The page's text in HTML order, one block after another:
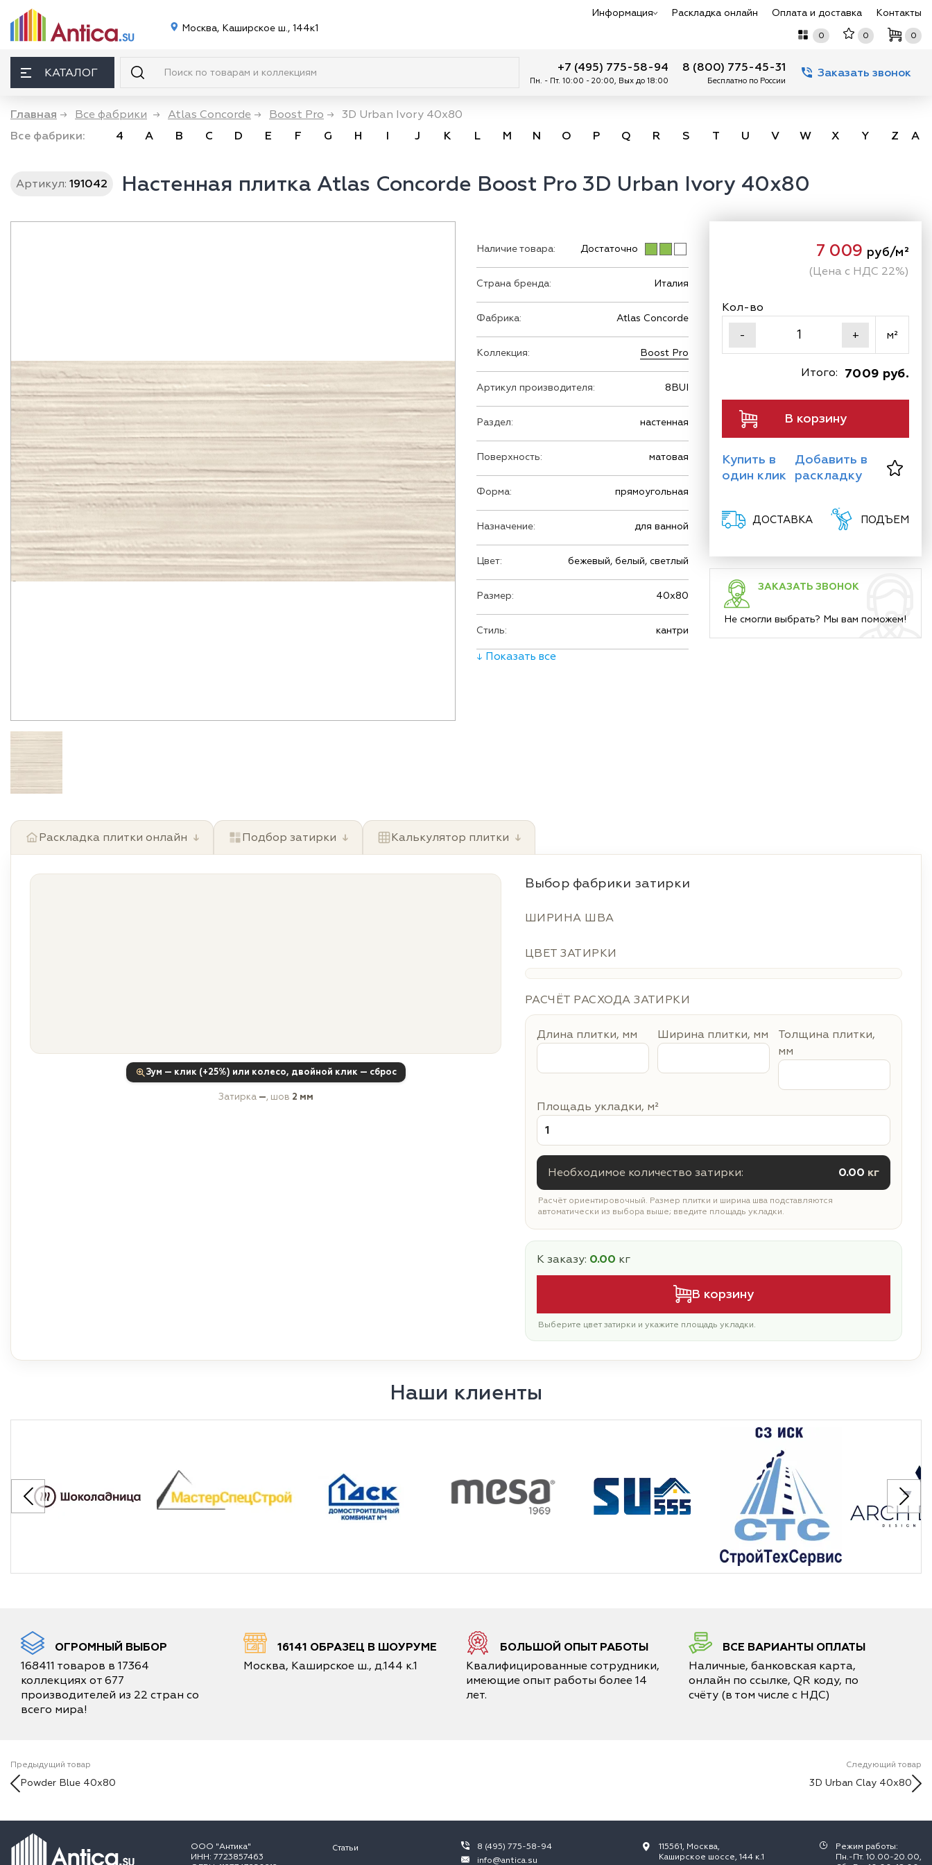
Москва, Каширское ш., 144к1
Информация Раскладка онлайн Оплата и доставка Контакты
0 0 0
КАТАЛОГ +7 (495) 775-58-94
Пн. - Пт. 10:00 - 20:00, Вых до 18:00
8 (800) 775-45-31
Бесплатно по России
Заказать звонок
Главная → Все фабрики → Atlas Concorde → Boost Pro → 3D Urban Ivory 40x80
Все фабрики:
4 A B C D E F G H I J K L M N O P Q R S T U V W X Y Z А -
Артикул: 191042 Настенная плитка Atlas Concorde Boost Pro 3D Urban Ivory 40x80
Наличие товара: Достаточно
Страна бренда: Италия
Фабрика: Atlas Concorde
Коллекция: Boost Pro
Артикул производителя: 8BUI
Раздел: настенная
Поверхность: матовая
Форма: прямоугольная
Назначение: для ванной
Цвет: бежевый, белый, светлый
Размер: 40х80
Стиль: кантри
↓ Показать все
7 009 руб/м²
(Цена с НДС 22%)
Кол-во
-
+ м²
7009 руб.
Итого:
В корзину
Купить в
один клик
Добавить в
раскладку
ДОСТАВКА ПОДЪЕМ
ЗАКАЗАТЬ ЗВОНОК
Не смогли выбрать? Мы вам поможем!
Раскладка плитки онлайн ↓ Подбор затирки ↓ Калькулятор плитки ↓
Зум — клик (+25%) или колесо, двойной клик — сброс
Затирка —, шов 2 мм
Выбор фабрики затирки
ШИРИНА ШВА
ЦВЕТ ЗАТИРКИ
РАСЧЁТ РАСХОДА ЗАТИРКИ
Длина плитки, мм Ширина плитки, мм
Толщина плитки,
мм
Площадь укладки, м²
Необходимое количество затирки: 0.00 кг
Расчёт ориентировочный. Размер плитки и ширина шва подставляются
автоматически из выбора выше; введите площадь укладки.
К заказу: 0.00 кг
В корзину
Выберите цвет затирки и укажите площадь укладки.
Наши клиенты
ОГРОМНЫЙ ВЫБОР
168411 товаров в 17364
коллекциях от 677
производителей из 22 стран со
всего мира!
16141 ОБРАЗЕЦ В ШОУРУМЕ
Москва, Каширское ш., д.144 к.1
БОЛЬШОЙ ОПЫТ РАБОТЫ
Квалифицированные сотрудники,
имеющие опыт работы более 14
лет.
ВСЕ ВАРИАНТЫ ОПЛАТЫ
Наличные, банковская карта,
онлайн по ссылке, QR коду, по
счёту (в том числе с НДС)
Предыдущий товар
Powder Blue 40x80
Следующий товар
3D Urban Clay 40x80
ООО "Антика"
ИНН: 7723857463
Статьи
8 (495) 775-58-94
info@antica.su
115561, Москва,
Каширское шоссе, 144 к.1
Режим работы:
Пн.-Пт. 10.00-20.00,